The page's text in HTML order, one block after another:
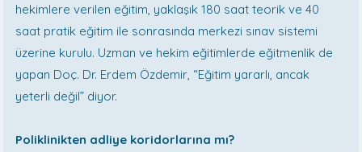
hekimlere verilen eğitim, yaklaşık 180 saat teorik ve 40
saat pratik eğitim ile sonrasında merkezi sınav sistemi
üzerine kurulu. Uzman ve hekim eğitimlerde eğitmenlik de
yapan Doç. Dr. Erdem Özdemir, “Eğitim yararlı, ancak
yeterli değil” diyor.
Poliklinikten adliye koridorlarına mı?